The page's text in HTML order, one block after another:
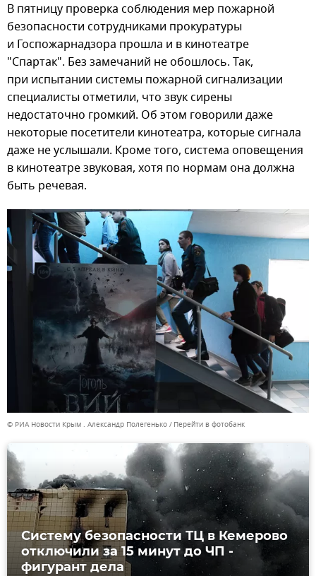
В пятницу проверка соблюдения мер пожарной
безопасности сотрудниками прокуратуры
и Госпожарнадзора прошла и в кинотеатре
"Спартак". Без замечаний не обошлось. Так,
при испытании системы пожарной сигнализации
специалисты отметили, что звук сирены
недостаточно громкий. Об этом говорили даже
некоторые посетители кинотеатра, которые сигнала
даже не услышали. Кроме того, система оповещения
в кинотеатре звуковая, хотя по нормам она должна
быть речевая.
© РИА Новости Крым . Александр Полегенько Перейти в фотобанк
Систему безопасности ТЦ в Кемерово
отключили за 15 минут до ЧП -
фигурант дела